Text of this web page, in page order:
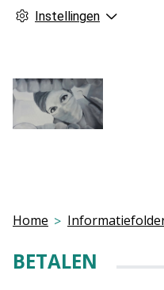
Instellingen
Home
BETALEN